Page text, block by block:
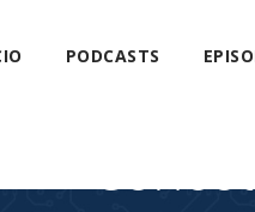
PODCASTS